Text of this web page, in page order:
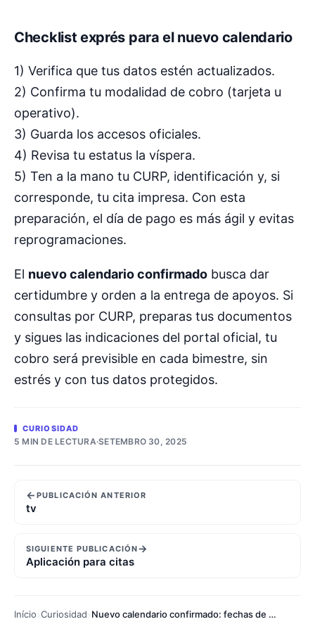
Checklist exprés para el nuevo calendario
1) Verifica que tus datos estén actualizados.
2) Confirma tu modalidad de cobro (tarjeta u
operativo).
3) Guarda los accesos oficiales.
4) Revisa tu estatus la víspera.
5) Ten a la mano tu CURP, identificación y, si
corresponde, tu cita impresa. Con esta
preparación, el día de pago es más ágil y evitas
reprogramaciones.
El nuevo calendario confirmado busca dar
certidumbre y orden a la entrega de apoyos. Si
consultas por CURP, preparas tus documentos
y sigues las indicaciones del portal oficial, tu
cobro será previsible en cada bimestre, sin
estrés y con tus datos protegidos.
CURIOSIDAD
5 MIN DE LECTURA·SETEMBRO 30, 2025
←PUBLICACIÓN ANTERIOR
tv
SIGUIENTE PUBLICACIÓN→
Aplicación para citas
Início Curiosidad Nuevo calendario confirmado: fechas de pago Bienestar